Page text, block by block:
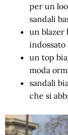
per un
sandali
un blazer
un top
moda
sandali
che si